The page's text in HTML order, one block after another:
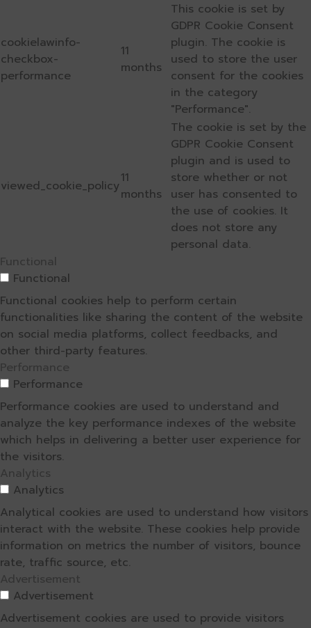
cookielawinfo-
checkbox-
performance
11
months
This cookie is set by
GDPR Cookie Consent
plugin. The cookie is
used to store the user
consent for the cookies
in the category
"Performance".
viewed_cookie_policy11
months
The cookie is set by the
GDPR Cookie Consent
plugin and is used to
store whether or not
user has consented to
the use of cookies. It
does not store any
personal data.
Functional
Functional
Functional cookies help to perform certain
functionalities like sharing the content of the website
on social media platforms, collect feedbacks, and
other third-party features.
Performance
Performance
Performance cookies are used to understand and
analyze the key performance indexes of the website
which helps in delivering a better user experience for
the visitors.
Analytics
Analytics
Analytical cookies are used to understand how visitors
interact with the website. These cookies help provide
information on metrics the number of visitors, bounce
rate, traffic source, etc.
Advertisement
Advertisement
Advertisement cookies are used to provide visitors